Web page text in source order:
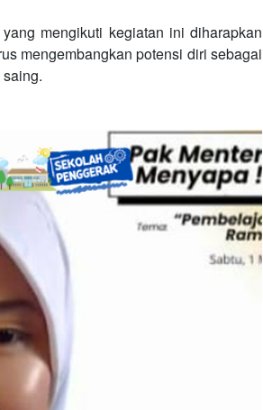
mengikuti kegiatan ini diharapkan
mengembangkan potensi diri sebagai